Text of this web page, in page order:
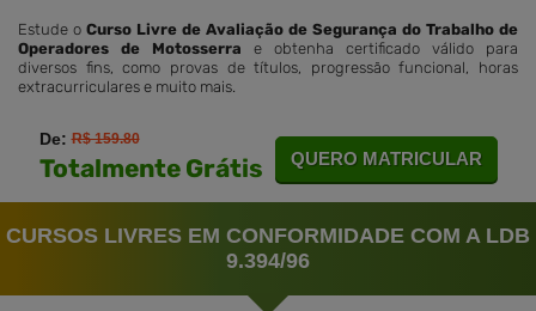
Estude o Curso Livre de Avaliação de Segurança do Trabalho de
Operadores de Motosserra e obtenha certificado válido para
diversos fins, como provas de títulos, progressão funcional, horas
extracurriculares e muito mais.
De:R$ 159.80
Totalmente Grátis QUERO MATRICULAR
CURSOS LIVRES EM CONFORMIDADE COM A LDB
9.394/96